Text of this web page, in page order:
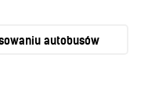
autobusów